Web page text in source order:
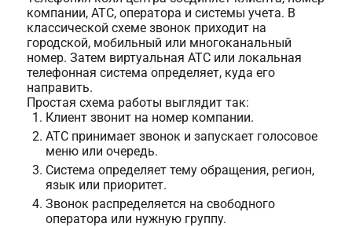
компании, АТС, оператора и системы учета. В
классической схеме звонок приходит на
городской, мобильный или многоканальный
номер. Затем виртуальная АТС или локальная
телефонная система определяет, куда его
направить.
Простая схема работы выглядит так:
Клиент звонит на номер компании.
АТС принимает звонок и запускает голосовое
меню или очередь.
Система определяет тему обращения, регион,
язык или приоритет.
Звонок распределяется на свободного
оператора или нужную группу.